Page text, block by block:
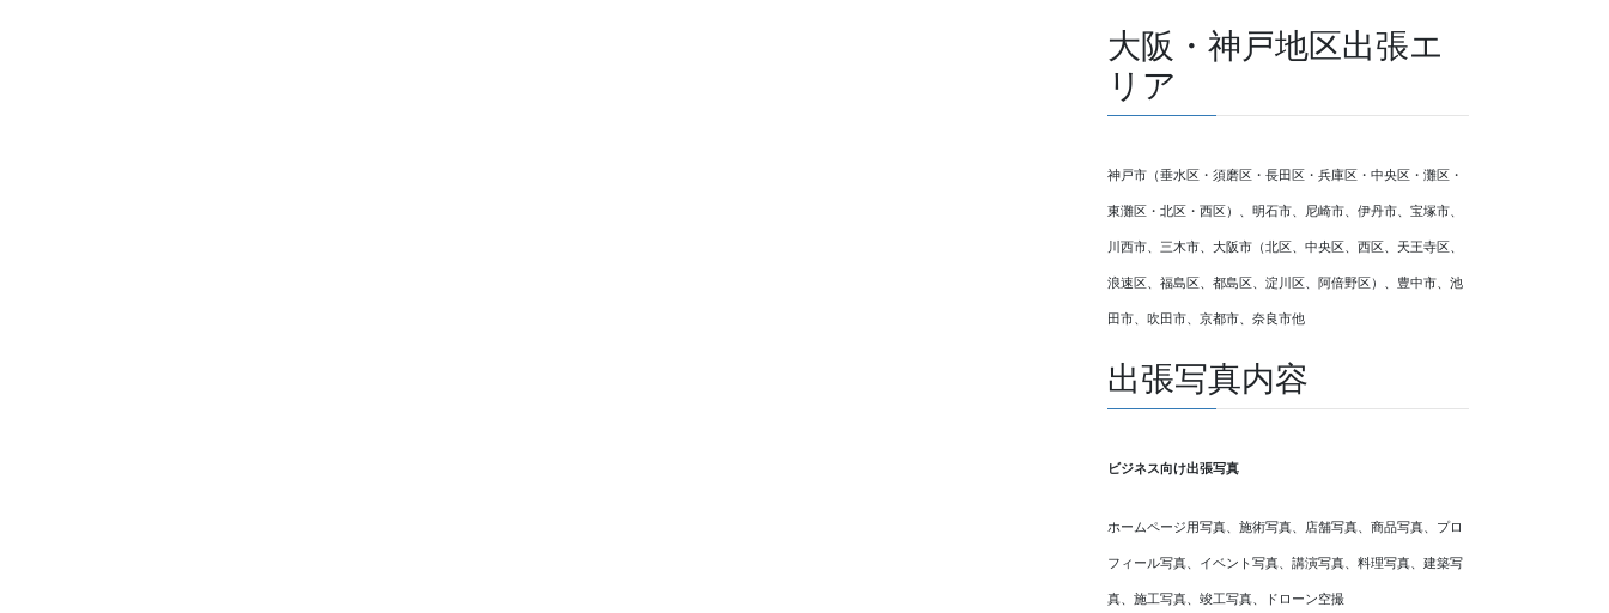
大阪・神戸地区出張エ
リア
神戸市（垂水区・須磨区・長田区・兵庫区・中央区・灘区・
東灘区・北区・西区）、明石市、尼崎市、伊丹市、宝塚市、
川西市、三木市、大阪市（北区、中央区、西区、天王寺区、
浪速区、福島区、都島区、淀川区、阿倍野区）、豊中市、池
田市、吹田市、京都市、奈良市他
出張写真内容
ビジネス向け出張写真
ホームページ用写真、施術写真、店舗写真、商品写真、プロ
フィール写真、イベント写真、講演写真、料理写真、建築写
真、施工写真、竣工写真、ドローン空撮